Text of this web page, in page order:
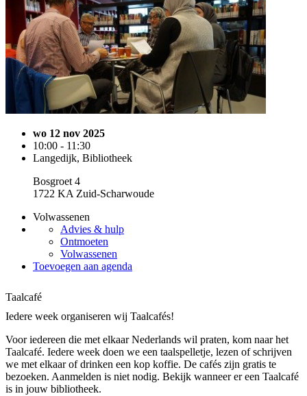
wo 12 nov 2025
10:00 - 11:30
Langedijk, Bibliotheek
Bosgroet 4
1722 KA Zuid-Scharwoude
Volwassenen
Advies & hulp
Ontmoeten
Volwassenen
Toevoegen aan agenda
Taalcafé
Iedere week organiseren wij Taalcafés!
Voor iedereen die met elkaar Nederlands wil praten, kom naar het
Taalcafé. Iedere week doen we een taalspelletje, lezen of schrijven
we met elkaar of drinken een kop koffie. De cafés zijn gratis te
bezoeken. Aanmelden is niet nodig. Bekijk wanneer er een Taalcafé
is in jouw bibliotheek.